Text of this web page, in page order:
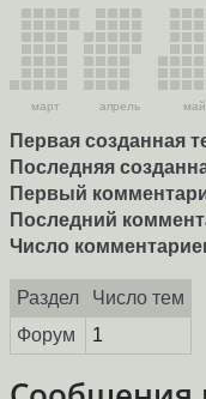
март апрель май
Первая созданная
Последняя
Первый
Последний
Число
Раздел
Число тем
Форум
1